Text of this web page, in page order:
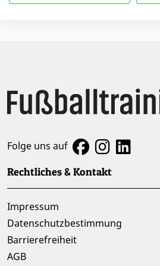
Ich möchte mich
Folge uns auf
Rechtliches & Kontakt
Impressum
Datenschutzbestimmung
Barrierefreiheit
AGB